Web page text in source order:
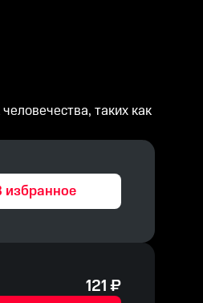
таких как
избранное
121₽